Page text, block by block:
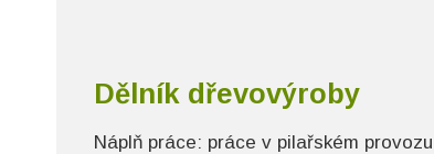
Dělník dřevovýroby
Náplň práce: práce v pilařském provozu